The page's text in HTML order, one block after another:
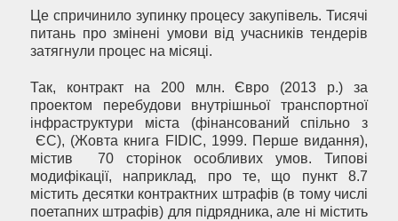
Це спричинило зупинку процесу закупівель. Тисячі
питань про змінені умови від учасників тендерів
затягнули процес на місяці.
Так, контракт на 200 млн. Євро (2013 р.) за
проектом перебудови внутрішньої транспортної
інфраструктури міста (фінансований спільно з
ЄС), (Жовта книга FIDIC, 1999. Перше видання),
містив 70 сторінок особливих умов. Типові
модифікації, наприклад, про те, що пункт 8.7
містить десятки контрактних штрафів (в тому числі
поетапних штрафів) для підрядника, але ні містить